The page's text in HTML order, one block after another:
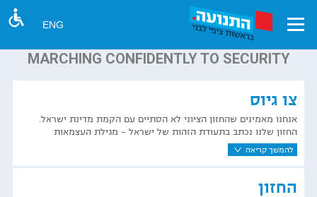
ENG ביטחון בדרך
MARCHING CONFIDENTLY TO SECURITY
צו גיוס
להמשך קריאה
אנחנו מאמינים שהחזון הציוני לא הסתיים עם הקמת מדינת ישראל.
החזון שלנו נכתב בתעודת הזהות של ישראל – מגילת העצמאות
החזון